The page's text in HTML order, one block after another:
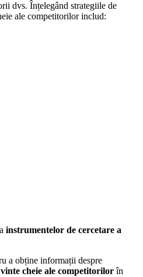
dvs. Înțelegând strategiile de
ale competitorilor includ:
instrumentelor de cercetare a
a obține informații despre
cheie ale competitorilorîn